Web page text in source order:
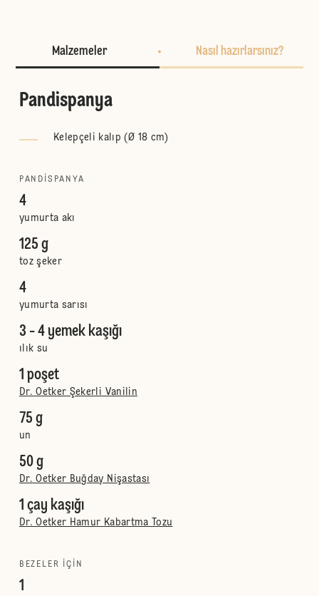
Malzemeler Nasıl hazırlarsınız?
Pandispanya
Kelepçeli kalıp (Ø 18 cm)
PANDISPANYA
4
yumurta akı
125 g
toz şeker
4
yumurta sarısı
3 - 4 yemek kaşığı
ılık su
1 poşet
Dr. Oetker Şekerli Vanilin
75 g
un
50 g
Dr. Oetker Buğday Nişastası
1 çay kaşığı
Dr. Oetker Hamur Kabartma Tozu
BEZELER IÇIN
1